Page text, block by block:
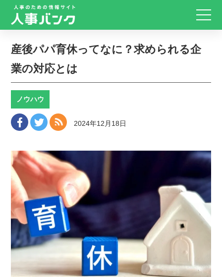
産後パパ育休ってなに？求められる企
業の対応とは
ノウハウ
2024年12月18日